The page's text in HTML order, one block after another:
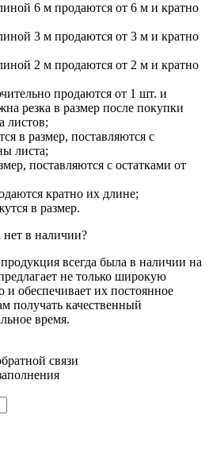
6 м продаются от 6 м и кратно
3 м продаются от 3 м и кратно
2 м продаются от 2 м и кратно
продаются от 1 шт. и
резка в размер после покупки
листов;
в размер, поставляются с
листа;
поставляются с остатками от
кратно их длине;
в размер.
нет в наличии?
всегда была в наличии на
не только широкую
и обеспечивает их постоянное
получать качественный
время.
связи